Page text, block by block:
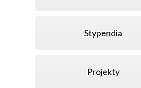
Stypendia
Projekty